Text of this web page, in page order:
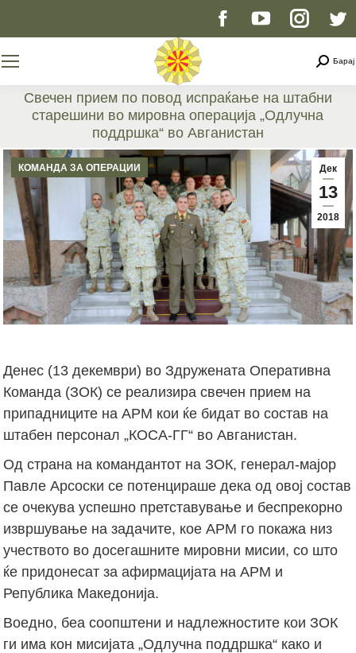
Facebook
opens
in
new
window
YouTube
opens
new
window
page
opens
new
window
Барај
Свечен прием по повод испраќање на штабни
старешини во мировна операција „Одлучна
поддршка“ во Авганистан
You are here:
Дек
13
2018
КОМАНДА ЗА ОПЕРАЦИИ
Денес (13 декември) во Здружената Оперативна
Команда (ЗОК) се реализира свечен прием на
припадниците на АРМ кои ќе бидат во состав на
штабен персонал „КОСА-ГГ“ во Авганистан.
Од страна на командантот на ЗОК, генерал-мајор
Павле Арсоски се потенцираше дека од овој состав
се очекува успешно претставување и беспрекорно
извршување на задачите, кое АРМ го покажа низ
учеството во досегашните мировни мисии, со што
ќе придонесат за афирмацијата на АРМ и
Република Македонија.
Воедно, беа соопштени и надлежностите кои ЗОК
ги има кон мисијата „Одлучна поддршка“ како и